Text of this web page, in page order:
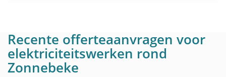
Recente offerteaanvragen voor
elektriciteitswerken rond
Zonnebeke